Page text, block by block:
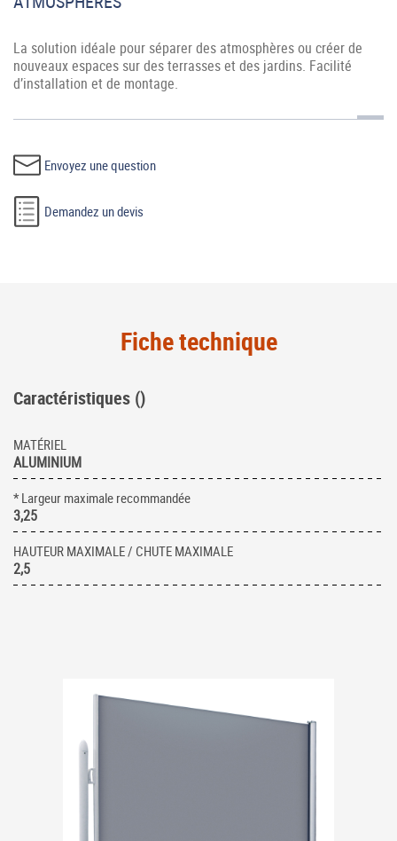
Téléchargements
Blog
Contactez-nous
La solution idéale pour séparer des atmosphères ou créer de
nouveaux espaces sur des terrasses et des jardins. Facilité
d’installation et de montage.
Envoyez une question
Demandez un devis
Fiche technique
Caractéristiques ()
MATÉRIEL
ALUMINIUM
* Largeur maximale recommandée
3,25
HAUTEUR MAXIMALE / CHUTE MAXIMALE
2,5